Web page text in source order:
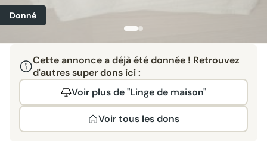
Donné
Cette annonce a déjà été donnée ! Retrouvez
d'autres super dons ici :
Voir plus de "Linge de maison"
Voir tous les dons